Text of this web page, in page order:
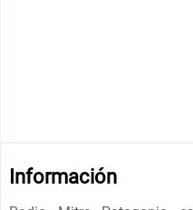
Información